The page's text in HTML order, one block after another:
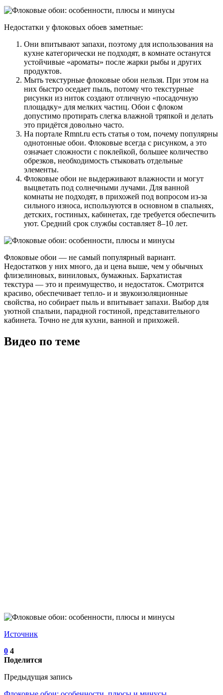
Недостатки у флоковых обоев заметные:
Они впитывают запахи, поэтому для использования на
кухне категорически не подходят, в комнате останутся
устойчивые «ароматы» после жарки рыбы и других
продуктов.
Мыть текстурные флоковые обои нельзя. При этом на
них быстро оседает пыль, потому что текстурные
рисунки из ниток создают отличную «посадочную
площадку» для мелких частиц. Обои с флоком
допустимо протирать слегка влажной тряпкой и делать
это придётся довольно часто.
На портале Rmnt.ru есть статья о том, почему популярны
однотонные обои. Флоковые всегда с рисунком, а это
означает сложности с поклейкой, большее количество
обрезков, необходимость стыковать отдельные
элементы.
Флоковые обои не выдерживают влажности и могут
выцветать под солнечными лучами. Для ванной
комнаты не подходят, в прихожей под вопросом из-за
сильного износа, используются в основном в спальнях,
детских, гостиных, кабинетах, где требуется обеспечить
уют. Средний срок службы составляет 8–10 лет.
Флоковые обои — не самый популярный вариант.
Недостатков у них много, да и цена выше, чем у обычных
флизелиновых, виниловых, бумажных. Бархатистая
текстура — это и преимущество, и недостаток. Смотрится
красиво, обеспечивает тепло- и и звукоизоляционные
свойства, но собирает пыль и впитывает запахи. Выбор для
уютной спальни, парадной гостиной, представительного
кабинета. Точно не для кухни, ванной и прихожей.
Видео по теме
Источник
0 4
Поделится
Предыдущая запись